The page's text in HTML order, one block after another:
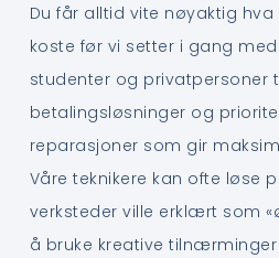
Du får alltid vite nøyaktig
koste før vi setter i gang
studenter og privatpersoner
betalingsløsninger og
reparasjoner som gir
Våre teknikere kan ofte løse
verksteder ville erklært som
å bruke kreative